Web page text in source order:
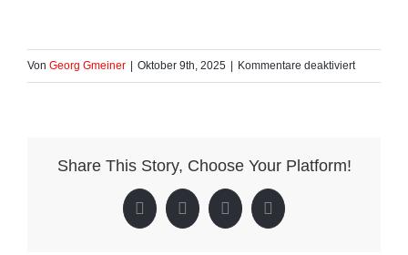
Von Georg Gmeiner | Oktober 9th, 2025 | Kommentare deaktiviertfür
Share This Story, Choose Your Platform!
Facebook
X LinkedInPinterest